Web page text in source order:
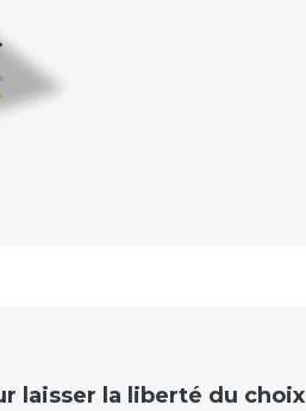
laisser la liberté du choix